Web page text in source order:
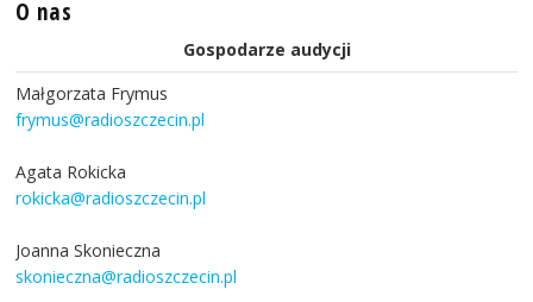
O nas
Gospodarze audycji
Małgorzata Frymus
frymus@radioszczecin.pl
Agata Rokicka
rokicka@radioszczecin.pl
Joanna Skonieczna
skonieczna@radioszczecin.pl